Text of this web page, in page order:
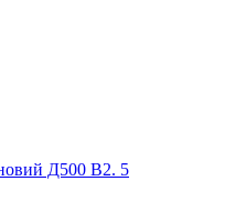
Д500 В2. 5